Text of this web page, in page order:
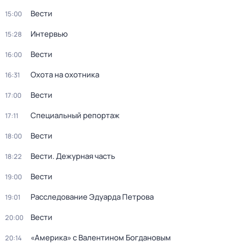
15:00 Вести
15:28 Интервью
16:00 Вести
16:31 Охота на охотника
17:00 Вести
17:11 Специальный репортаж
18:00 Вести
18:22 Вести. Дежурная часть
19:00 Вести
19:01 Расследование Эдуарда Петрова
20:00 Вести
20:14 «Америка» с Валентином Богдановым